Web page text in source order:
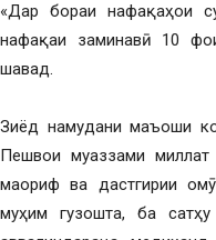
«Дар бораи нафақаҳои
нафақаи заминавӣ 10
шавад.
Зиёд намудани маъоши
Пешвои муаззами
маориф ва дастгирии
муҳим гузошта, ба